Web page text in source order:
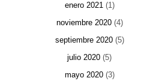
enero 2021(1)
noviembre 2020(4)
septiembre 2020(5)
julio 2020 (5)
mayo 2020(3)